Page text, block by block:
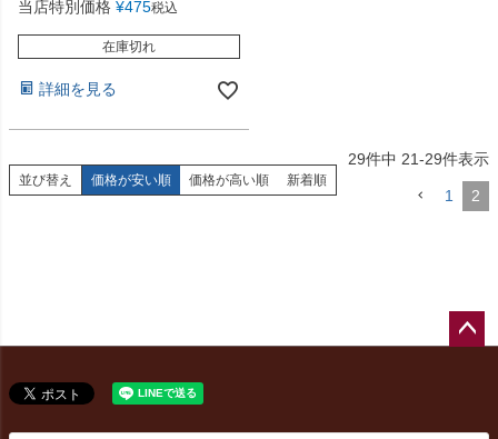
当店特別価格 ¥475税込
在庫切れ
詳細を見る
並び替え 価格が安い順 価格が高い順 新着順
29件中 21-29件表示
1 2
へ